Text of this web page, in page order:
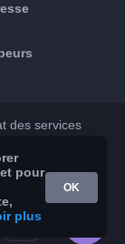
des services
pour
plus
OK